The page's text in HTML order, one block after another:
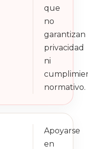
que
no
garantizan
privacidad
ni
normativo.
Apoyarse
en